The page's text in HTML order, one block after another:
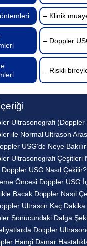
– Klinik
– Doppler
– Riskli
Ultrasonografi (Doppler
ile Normal Ultrason
USG’de Neye
Ultrasonografi Çeşitleri
Doppler USG Nasıl Çekilir?
Öncesi Doppler USG
Bacak Doppler Nasıl
Ultrason Kaç Dakika
Sonucundaki Dalga
Doppler
Hangi Damar